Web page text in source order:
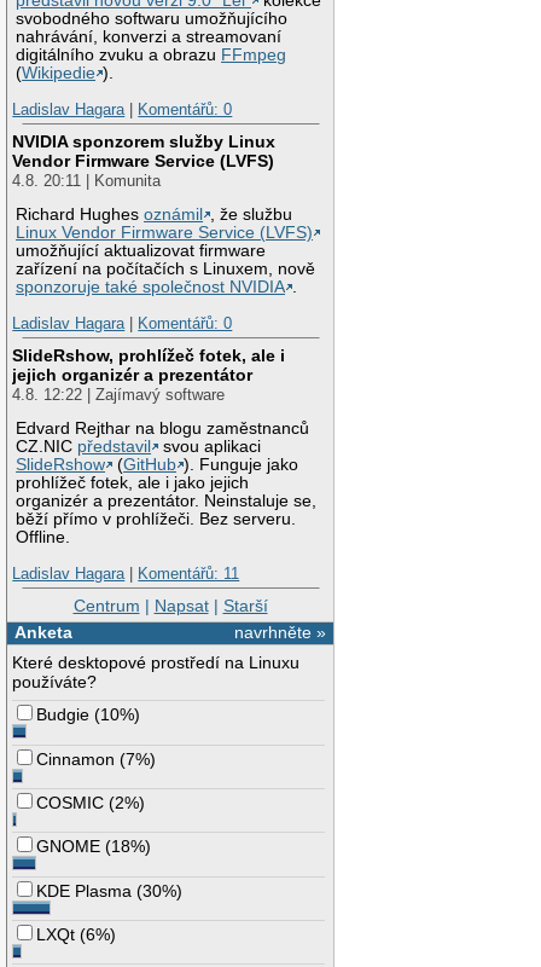
svobodného softwaru umožňujícího
nahrávání, konverzi a streamovaní
digitálního zvuku a obrazu FFmpeg
(Wikipedie ).
Ladislav Hagara| Komentářů: 0
NVIDIA sponzorem služby Linux
Vendor Firmware Service (LVFS)
4.8. 20:11 | Komunita
Richard Hughesoznámil
, že službu
Linux Vendor Firmware Service (LVFS)
umožňující aktualizovat firmware
zařízení na počítačích s Linuxem, nově
sponzoruje také společnost NVIDIA .
Ladislav Hagara| Komentářů: 0
SlideRshow, prohlížeč fotek, ale i
jejich organizér a prezentátor
4.8. 12:22 | Zajímavý software
Edvard Rejthar na blogu zaměstnanců
CZ.NIC představil
svou aplikaci
SlideRshow
(GitHub ). Funguje jako
prohlížeč fotek, ale i jako jejich
organizér a prezentátor. Neinstaluje se,
běží přímo v prohlížeči. Bez serveru.
Offline.
Ladislav Hagara| Komentářů: 11
Centrum | Napsat| Starší
navrhněte »
Anketa
Které desktopové prostředí na Linuxu
používáte?
Budgie (10%)
Cinnamon (7%)
COSMIC (2%)
GNOME (18%)
KDE Plasma (30%)
LXQt (6%)